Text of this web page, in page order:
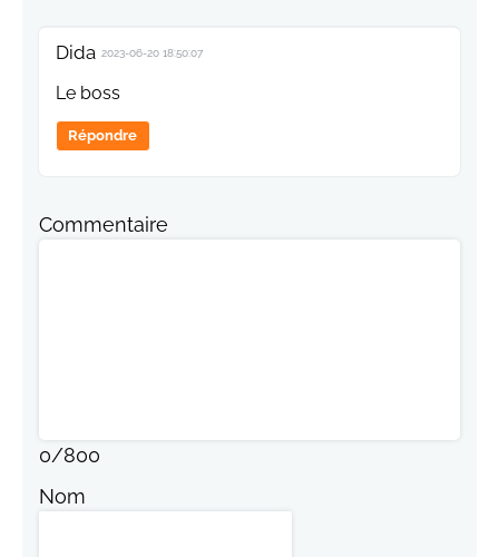
Dida 2023-06-20 18:50:07
Le boss
Répondre
Commentaire
0/800
Nom